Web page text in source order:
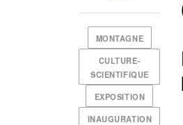
MONTAGNE
CULTURE-
SCIENTIFIQUE
EXPOSITION
INAUGURATION